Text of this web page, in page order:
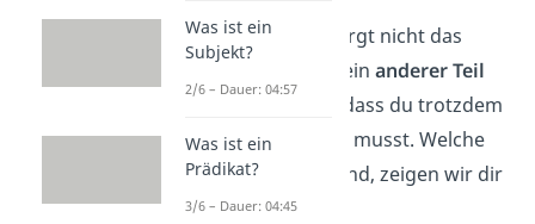
In diesen Fällen sorgt nicht das
„sowie“, sondern ein anderer Teil
des Satzes
dafür, dass du trotzdem
ein Komma setzen musst. Welche
Ausnahmen das sind, zeigen wir dir
jetzt.
Was ist ein
Subjekt?
2/6 – Dauer: 04:57
Was ist ein
Prädikat?
3/6 – Dauer: 04:45